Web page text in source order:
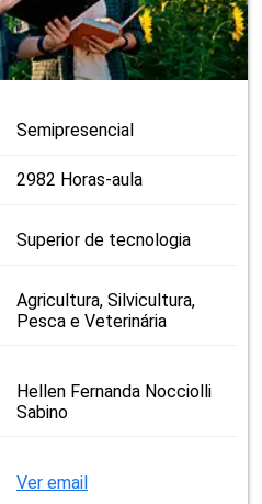
Semipresencial
2982 Horas-aula
Superior de tecnologia
Agricultura, Silvicultura,
Pesca e Veterinária
Hellen Fernanda Nocciolli
Sabino
Ver email